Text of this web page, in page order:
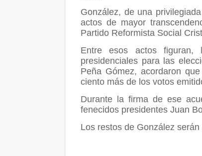
González, de una
actos de mayor
Partido Reformista Social
Entre esos actos
presidenciales para las
Peña Gómez, acordaron
ciento más de los votos
Durante la firma de ese
fenecidos presidentes Juan
Los restos de González